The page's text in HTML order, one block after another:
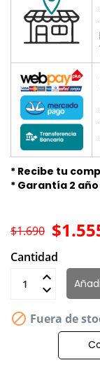
* Recibe tu
* Garantía 2
$1.690
Cantidad
 Fuera de